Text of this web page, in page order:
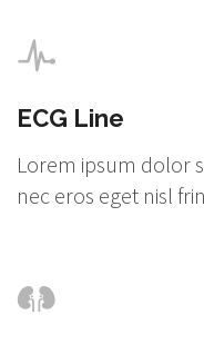
ECG Line
Lorem ipsum dolor
nec eros eget nisl